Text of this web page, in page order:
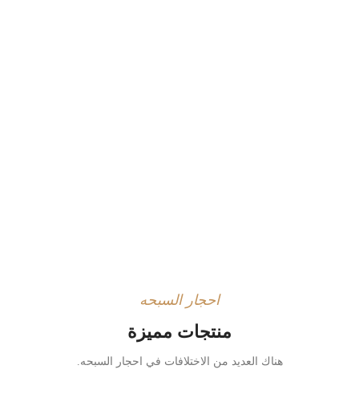
احجار السبحه
منتجات مميزة
هناك العديد من الاختلافات في احجار السبحه.